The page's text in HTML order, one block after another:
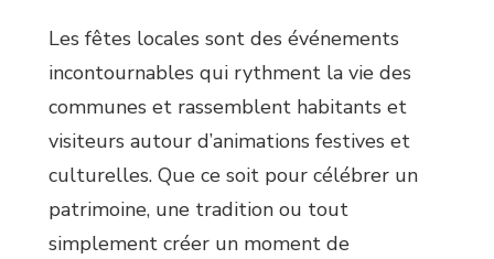
Les fêtes locales sont des événements
incontournables qui rythment la vie des
communes et rassemblent habitants et
visiteurs autour d’animations festives et
culturelles. Que ce soit pour célébrer un
patrimoine, une tradition ou tout
simplement créer un moment de